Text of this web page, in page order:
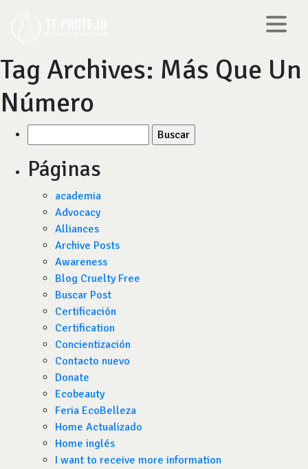
Tag Archives: Más Que Un
Número
por:
Páginas
academia
Advocacy
Alliances
Archive Posts
Awareness
Blog Cruelty Free
Buscar Post
Certificación
Certification
Concientización
Contacto nuevo
Donate
Ecobeauty
Feria EcoBelleza
Home Actualizado
Home inglés
I want to receive more information